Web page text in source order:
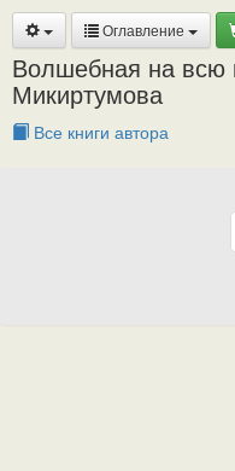
Оглавление
Волшебная на всю
Микиртумова
Все книги автора